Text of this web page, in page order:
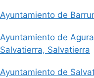
Ayuntamiento de
Ayuntamiento de
Salvatierra, Salvatierra
Ayuntamiento de